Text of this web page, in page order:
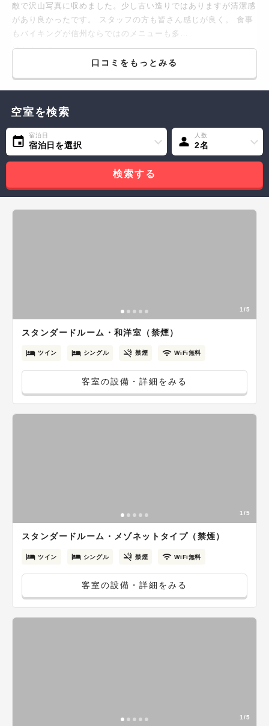
敵で沢山写真に収めました。少し古い造りではありますが清潔感
があり良かったです。 スタッフの方も皆さん感じが良く。 食事
もバイキングが信州ならではのメニューも多…
続きをみる...
口コミをもっとみる
空室を検索
宿泊日
宿泊日を選択
人数
2名
検索する
1/5
スタンダードルーム・和洋室（禁煙）
ツイン シングル 禁煙 WiFi無料
客室の設備・詳細をみる
1/5
スタンダードルーム・メゾネットタイプ（禁煙）
ツイン シングル 禁煙 WiFi無料
客室の設備・詳細をみる
1/5